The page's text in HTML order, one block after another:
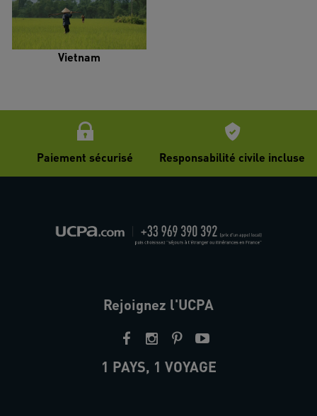
Vietnam
Paiement sécurisé Responsabilité civile incluse
Rejoignez l'UCPA
1 PAYS, 1 VOYAGE